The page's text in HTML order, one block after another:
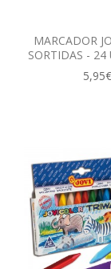
MARCADOR
SORTIDAS - 24
5,95€